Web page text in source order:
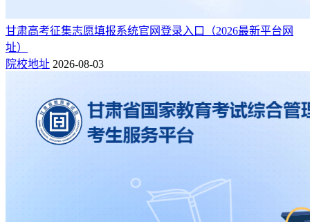
甘肃高考征集志愿填报系统官网登录入口（2026最新平台网
址）
院校地址 2026-08-03